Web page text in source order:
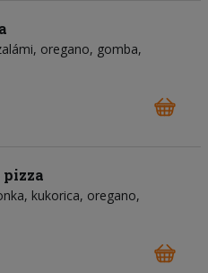
oregano gomba
pizza
kukorica oregano